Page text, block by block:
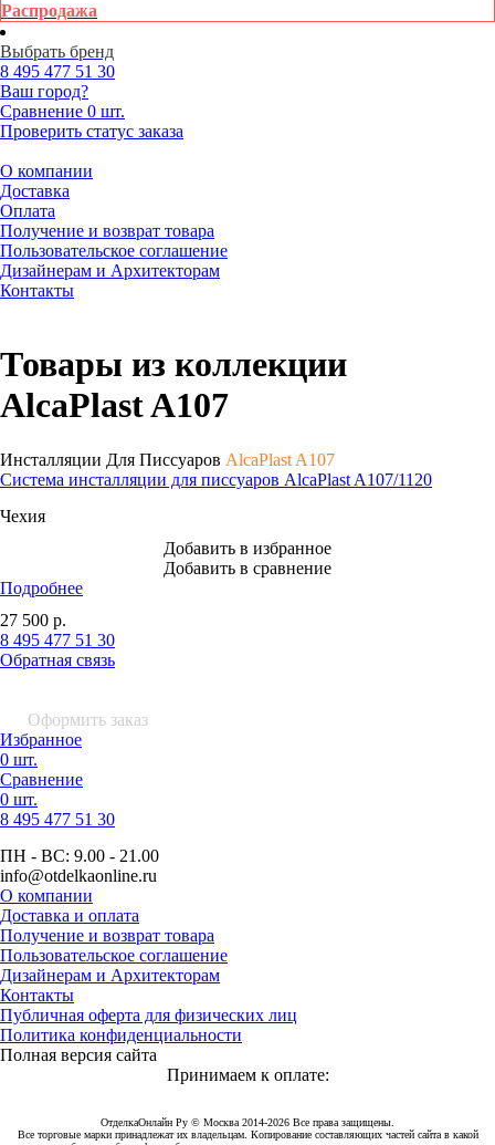
Распродажа
Выбрать бренд
8 495 477 51 30
Ваш город?
Сравнение 0 шт.
Проверить статус заказа
О компании
Доставка
Оплата
Получение и возврат товара
Пользовательское соглашение
Дизайнерам и Архитекторам
Контакты
Товары из коллекции
AlcaPlast A107
Инсталляции Для Писсуаров AlcaPlast A107
Система инсталляции для писсуаров AlcaPlast A107/1120
Чехия
Добавить в избранное
Добавить в сравнение
Подробнее
27 500 р.
8 495 477 51 30
Обратная связь
Оформить заказ
Избранное
0 шт.
Сравнение
0 шт.
8 495 477 51 30
ПН - ВС: 9.00 - 21.00
info@otdelkaonline.ru
О компании
Доставка и оплата
Получение и возврат товара
Пользовательское соглашение
Дизайнерам и Архитекторам
Контакты
Публичная оферта для физических лиц
Политика конфиденциальности
Полная версия сайта
Принимаем к оплате:
ОтделкаОнлайн Ру © Москва 2014-2026 Все права защищены.
Все торговые марки принадлежат их владельцам. Копирование составляющих частей сайта в какой